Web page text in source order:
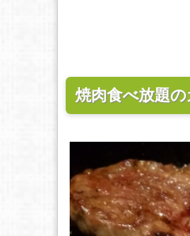
焼肉食べ放題